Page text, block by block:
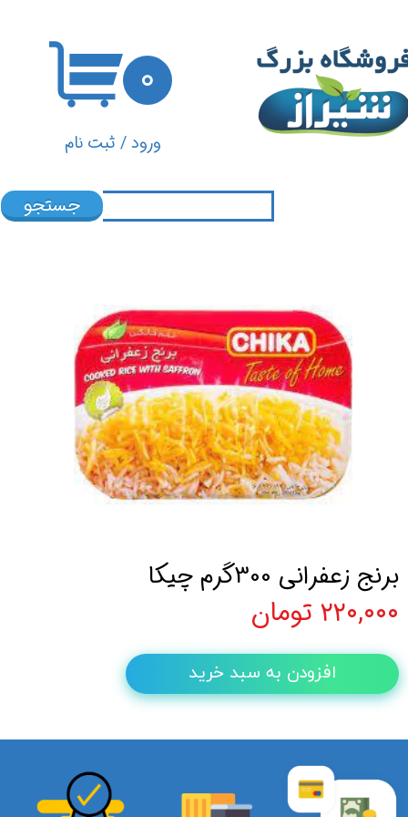
ورود/ ثبت نام
تغییر گذر واژه
سفارشات
۰
جستجو
برنج زعفرانی 300گرم چیکا
۲۲۰,۰۰۰ تومان
افزودن به سبد خرید